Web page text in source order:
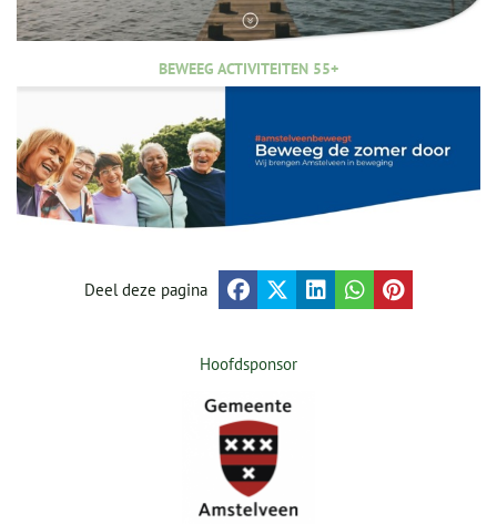
BEWEEG ACTIVITEITEN 55+
Deel deze pagina
Hoofdsponsor